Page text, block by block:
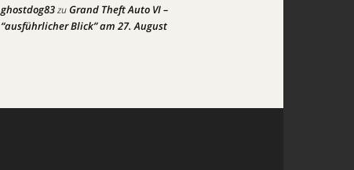
ghostdog83zuGrand Theft Auto VI –
“ausführlicher Blick” am 27. August